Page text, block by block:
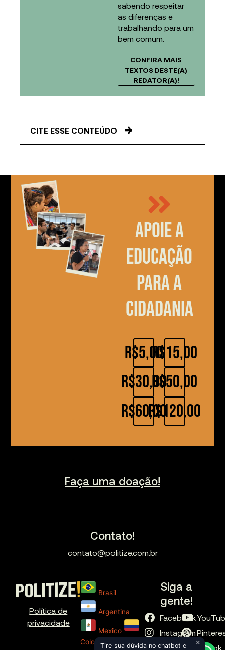
sabendo respeitar
as diferenças e
trabalhando para um
bem comum.
CONFIRA MAIS
TEXTOS DESTE(A)
REDATOR(A)!
CITE ESSE CONTEÚDO
Apoie a
educação
para a
cidadania
R$5,00
R$30,00
R$60,00
R$15,00
R$50,00
R$120,00
Faça uma doação!
Contato!
contato@politize.com.br
Política de
privacidade
Brasil
Argentina
Mexico
Colombia
Siga a
gente!
Facebook
Instagram
X
TikTok
Tire sua dúvida no chatbot e
×